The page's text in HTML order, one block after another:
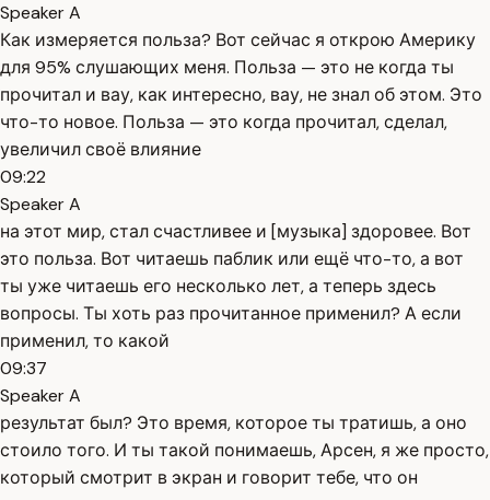
Speaker A
Как измеряется польза? Вот сейчас я открою Америку
для 95% слушающих меня. Польза — это не когда ты
прочитал и вау, как интересно, вау, не знал об этом. Это
что-то новое. Польза — это когда прочитал, сделал,
увеличил своё влияние
09:22
Speaker A
на этот мир, стал счастливее и [музыка] здоровее. Вот
это польза. Вот читаешь паблик или ещё что-то, а вот
ты уже читаешь его несколько лет, а теперь здесь
вопросы. Ты хоть раз прочитанное применил? А если
применил, то какой
09:37
Speaker A
результат был? Это время, которое ты тратишь, а оно
стоило того. И ты такой понимаешь, Арсен, я же просто,
который смотрит в экран и говорит тебе, что он